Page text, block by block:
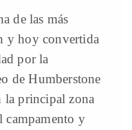
de las más
y hoy convertida
por la
de Humberstone
la principal zona
campamento y